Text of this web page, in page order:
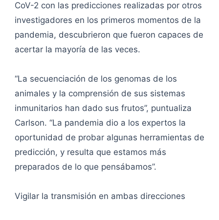
CoV-2 con las predicciones realizadas por otros
investigadores en los primeros momentos de la
pandemia, descubrieron que fueron capaces de
acertar la mayoría de las veces.
“La secuenciación de los genomas de los
animales y la comprensión de sus sistemas
inmunitarios han dado sus frutos”, puntualiza
Carlson. “La pandemia dio a los expertos la
oportunidad de probar algunas herramientas de
predicción, y resulta que estamos más
preparados de lo que pensábamos”.
Vigilar la transmisión en ambas direcciones